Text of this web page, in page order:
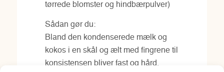
tørrede blomster og hindbærpulver)
Sådan gør du:
Bland den kondenserede mælk og
kokos i en skål og ælt med fingrene til
konsistensen bliver fast og hård.